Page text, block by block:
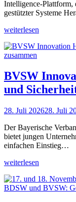
Intelligence-
gestützter Systeme
weiterlesen
BVSW
und
28. Juli 202628. Juli
Der Bayerische
bietet jungen
einfachen Einstieg…
weiterlesen